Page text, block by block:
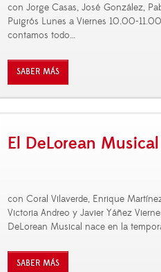
con Jorge Casas, José González,
Puigrós Lunes a Viernes 10.00-
contamos todo…
SABER MÁS
El DeLorean Musical
con Coral Vilaverde, Enrique
Victoria Andreo y Javier Yáñez
DeLorean Musical nace en la
SABER MÁS